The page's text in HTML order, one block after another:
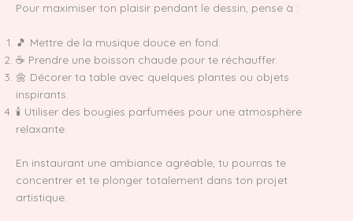
Pour maximiser ton plaisir pendant le dessin, pense à :
🎵 Mettre de la musique douce en fond.
☕ Prendre une boisson chaude pour te réchauffer.
🌼 Décorer ta table avec quelques plantes ou objets
inspirants.
🕯️ Utiliser des bougies parfumées pour une atmosphère
relaxante.
En instaurant une ambiance agréable, tu pourras te
concentrer et te plonger totalement dans ton projet
artistique.